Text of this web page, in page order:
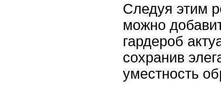
Следуя этим
можно
гардероб
сохранив
уместность